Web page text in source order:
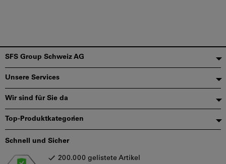
Fußzeile
SFS Group Schweiz AG
Unsere Services
Wir sind für Sie da
Top-Produktkategorien
Schnell und Sicher
200.000 gelistete Artikel